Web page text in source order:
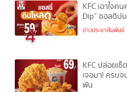
4
KFC เอาใจค
Dip” ซอสดิป
ข่าวประชาสัมพันธ์
KFC ปล่อยเ
เจอมา! ครบ
พัน